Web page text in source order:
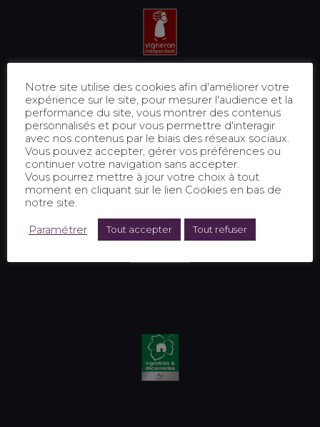
Notre site utilise des cookies afin d'améliorer votre
expérience sur le site, pour mesurer l'audience et la
performance du site, vous montrer des contenus
personnalisés et pour vous permettre d'interagir
avec nos contenus par le biais des réseaux sociaux.
Vous pouvez accepter, gérer vos préférences ou
continuer votre navigation sans accepter.
Vous pourrez mettre à jour votre choix à tout
moment en cliquant sur le lien Cookies en bas de
notre site.
Paramétrer Tout accepter Tout refuser